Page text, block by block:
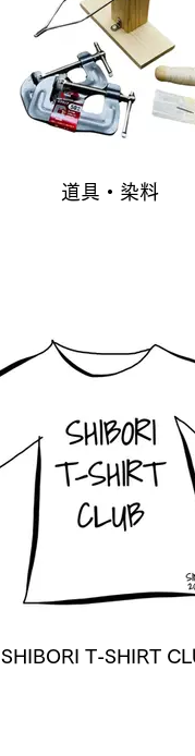
道具・染料
SHIBORI T-SHIRT